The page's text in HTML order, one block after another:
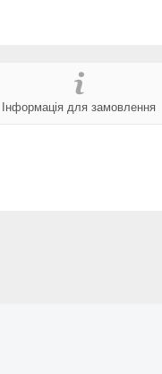
Інформація для замовлення